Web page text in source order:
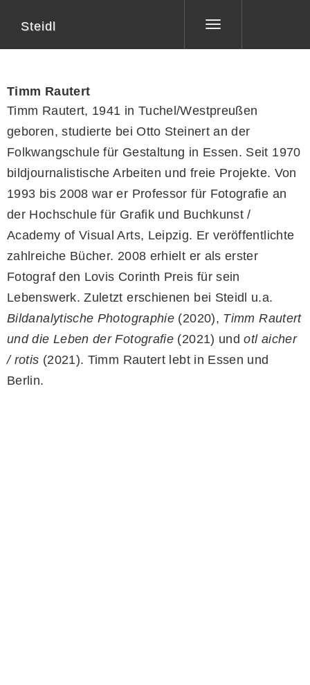
Toggle
Steidl
Timm Rautert
Timm Rautert, 1941 in Tuchel/Westpreußen
geboren, studierte bei Otto Steinert an der
Folkwangschule für Gestaltung in Essen. Seit 1970
bildjournalistische Arbeiten und freie Projekte. Von
1993 bis 2008 war er Professor für Fotografie an
der Hochschule für Grafik und Buchkunst /
Academy of Visual Arts, Leipzig. Er veröffentlichte
zahlreiche Bücher. 2008 erhielt er als erster
Fotograf den Lovis Corinth Preis für sein
Lebenswerk. Zuletzt erschienen bei Steidl u.a.
Bildanalytische Photographie (2020), Timm Rautert
und die Leben der Fotografie (2021) undotl aicher
/ rotis (2021). Timm Rautert lebt in Essen und
Berlin.